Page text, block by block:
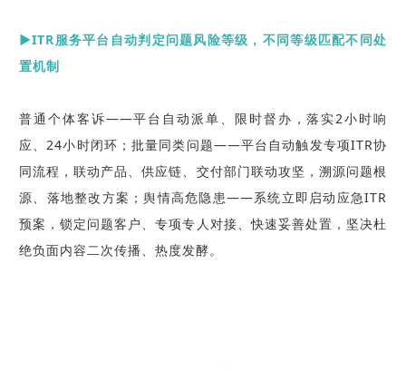
▶ITR服务平台自动判定问题风险等级，不同等级匹配不同处
置机制
普通个体客诉——平台自动派单、限时督办，落实2小时响
应、24小时闭环； 批量同类问题——平台自动触发专项ITR协
同流程，联动产品、供应链、交付部门联动攻坚，溯源问题根
源、落地整改方案； 舆情高危隐患——系统立即启动应急ITR
预案，锁定问题客户、专项专人对接、快速妥善处置，坚决杜
绝负面内容二次传播、热度发酵。